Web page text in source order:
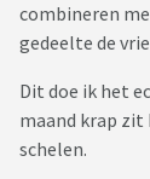
combineren
gedeelte de
Dit doe ik het
maand krap zit
schelen.